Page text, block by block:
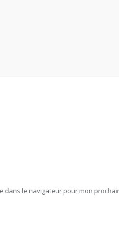
dans le navigateur pour mon